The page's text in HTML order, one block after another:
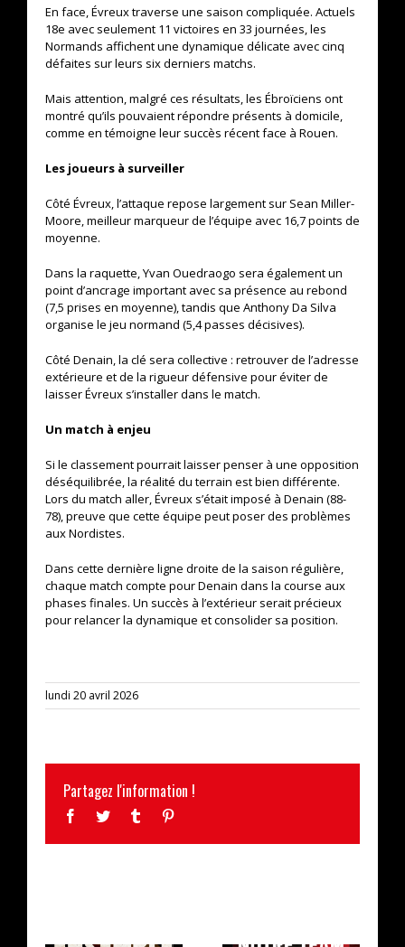
En face, Évreux traverse une saison compliquée. Actuels
18e avec seulement 11 victoires en 33 journées, les
Normands affichent une dynamique délicate avec cinq
défaites sur leurs six derniers matchs.
Mais attention, malgré ces résultats, les Ébroïciens ont
montré qu’ils pouvaient répondre présents à domicile,
comme en témoigne leur succès récent face à Rouen.
Les joueurs à surveiller
Côté Évreux, l’attaque repose largement sur Sean Miller-
Moore, meilleur marqueur de l’équipe avec 16,7 points de
moyenne.
Dans la raquette, Yvan Ouedraogo sera également un
point d’ancrage important avec sa présence au rebond
(7,5 prises en moyenne), tandis que Anthony Da Silva
organise le jeu normand (5,4 passes décisives).
Côté Denain, la clé sera collective : retrouver de l’adresse
extérieure et de la rigueur défensive pour éviter de
laisser Évreux s’installer dans le match.
Un match à enjeu
Si le classement pourrait laisser penser à une opposition
déséquilibrée, la réalité du terrain est bien différente.
Lors du match aller, Évreux s’était imposé à Denain (88-
78), preuve que cette équipe peut poser des problèmes
aux Nordistes.
Dans cette dernière ligne droite de la saison régulière,
chaque match compte pour Denain dans la course aux
phases finales. Un succès à l’extérieur serait précieux
pour relancer la dynamique et consolider sa position.
lundi 20 avril 2026
Partagez l'information !
Facebook
Twitter Tumblr